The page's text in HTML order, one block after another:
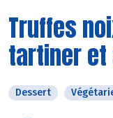
Truffes
tartiner et
Dessert